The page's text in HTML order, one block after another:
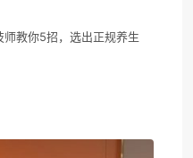
教你5招，选出正规养生